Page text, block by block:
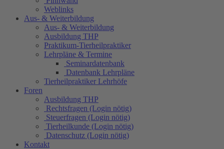
Weblinks
Aus- & Weiterbildung
Aus- & Weiterbildung
Ausbildung THP
Praktikum-Tierheilpraktiker
Lehrpläne & Termine
Seminardatenbank
Datenbank Lehrpläne
Tierheilpraktiker Lehrhöfe
Foren
Ausbildung THP
Rechtsfragen (Login nötig)
Steuerfragen (Login nötig)
Tierheilkunde (Login nötig)
Datenschutz (Login nötig)
Kontakt